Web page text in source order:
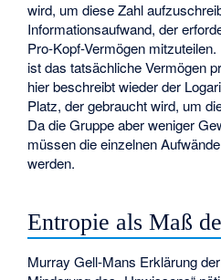
wird, um diese Zahl
Informationsaufwand, der
Pro-Kopf-Vermögen
istdas tatsächliche Vermögen
hier beschreibt wieder der
Platz, der gebraucht wird, um
Da die Gruppe aber weniger
müssen die einzelnen
werden.
Entropie als Maß
Murray Gell-Mans Erklärung